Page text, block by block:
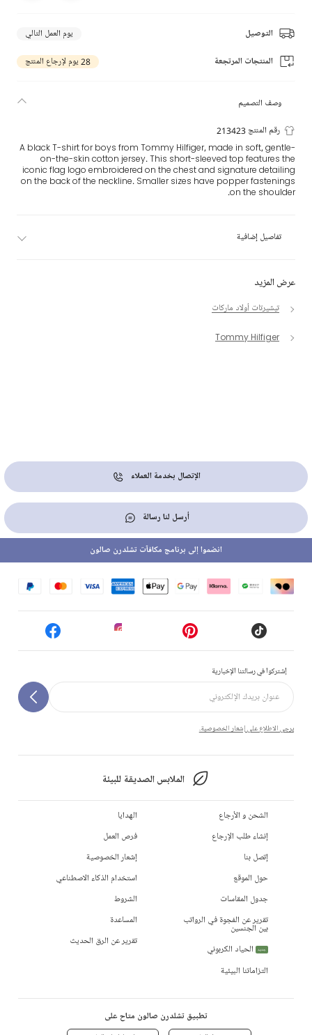
التوصيل يوم العمل التالي
المنتجات المرتجعة 28 يوم لإرجاع المنتج
عرض المزيد
تيشيرتات أولاد ماركات
Tommy Hilfiger
وصف التصميم
رقم المنتج 213423
A black T-shirt for boys from Tommy Hilfiger, made in soft, gentle-
on-the-skin cotton jersey. This short-sleeved top features the
iconic flag logo embroidered on the chest and signature detailing
on the back of the neckline. Smaller sizes have popper fastenings
on the shoulder.
تفاصيل إضافية
الإتصال بخدمة العملاء
أرسل لنا رسالة
إشتركوا في رسالتنا الإخبارية
يرجى الاطلاع على إشعار الخصوصية.
الملابس الصديقة للبيئة
انضموا إلى برنامج مكافآت تشلدرن صالون
الشحن و الأرجاع
إنشاء طلب الإرجاع
إتصل بنا
حول الموقع
جدول المقاسات
تقرير عن الفجوة في الرواتب
بين الجنسين
جديد
الحياد الكربوني
التزاماتنا البيئية
الهدايا
فرص العمل
إشعار الخصوصية
استخدام الذكاء الاصطناعي
الشروط
المساعدة
تقرير عن الرق الحديث
تطبيق تشلدرن صالون متاح على